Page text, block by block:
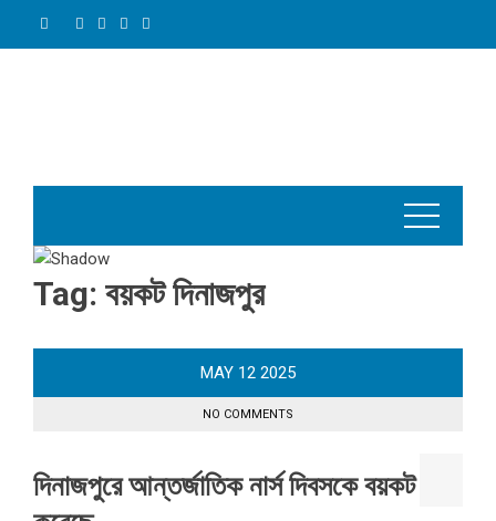
Tag: বয়কট দিনাজপুর
MAY 12 2025
NO COMMENTS
দিনাজপুরে আন্তর্জাতিক নার্স দিবসকে বয়কট